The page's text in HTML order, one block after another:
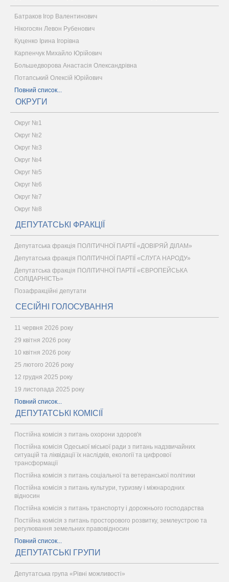
Батраков Ігор Валентинович
Нікогосян Левон Рубенович
Куценко Ірина Ігорівна
Карпенчук Михайло Юрійович
Большедворова Анастасія Олександрівна
Потапський Олексій Юрійович
Повний список...
ОКРУГИ
Округ №1
Округ №2
Округ №3
Округ №4
Округ №5
Округ №6
Округ №7
Округ №8
ДЕПУТАТСЬКІ ФРАКЦІЇ
Депутатська фракція ПОЛІТИЧНОЇ ПАРТІЇ «ДОВІРЯЙ ДІЛАМ»
Депутатська фракція ПОЛІТИЧНОЇ ПАРТІЇ «СЛУГА НАРОДУ»
Депутатська фракція ПОЛІТИЧНОЇ ПАРТІЇ «ЄВРОПЕЙСЬКА
СОЛІДАРНІСТЬ»
Позафракційні депутати
СЕСІЙНІ ГОЛОСУВАННЯ
11 червня 2026 року
29 квітня 2026 року
10 квітня 2026 року
25 лютого 2026 року
12 грудня 2025 року
19 листопада 2025 року
Повний список...
ДЕПУТАТСЬКІ КОМІСІЇ
Постійна комісія з питань охорони здоров'я
Постійна комісія Одеської міської ради з питань надзвичайних
ситуацій та ліквідації їх наслідків, екології та цифрової
трансформації
Постійна комісія з питань соціальної та ветеранської політики
Постійна комісія з питань культури, туризму і міжнародних
відносин
Постійна комісія з питань транспорту і дорожнього господарства
Постійна комісія з питань просторового розвитку, землеустрою та
регулювання земельних правовідносин
Повний список...
ДЕПУТАТСЬКІ ГРУПИ
Депутатська група «Рівні можливості»